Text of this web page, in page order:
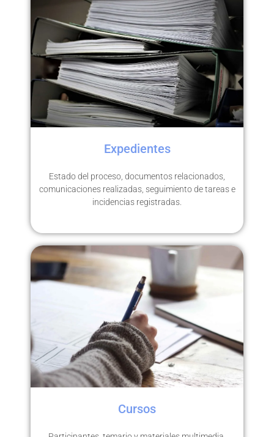
Expedientes
Estado del proceso, documentos relacionados,
comunicaciones realizadas, seguimiento de tareas e
incidencias registradas.
Cursos